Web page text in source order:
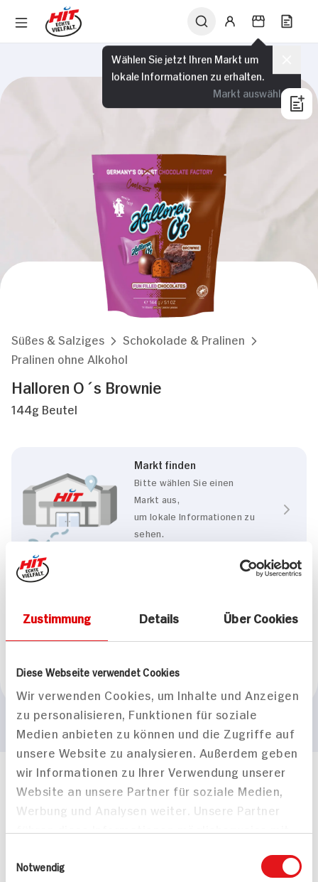
Zustimmung Details Über Cookies
Diese Webseite verwendet Cookies
Wir verwenden Cookies, um Inhalte und Anzeigen
zu personalisieren, Funktionen für soziale
Medien anbieten zu können und die Zugriffe auf
unsere Website zu analysieren. Außerdem geben
wir Informationen zu Ihrer Verwendung unserer
Website an unsere Partner für soziale Medien,
Werbung und Analysen weiter. Unsere Partner
bereitgestellt haben oder die sie im Rahmen
Notwendig
Wählen Sie jetzt Ihren Markt um
lokale Informationen zu erhalten.
Markt auswählen
Süßes & Salziges
Schokolade & Pralinen
Pralinen ohne Alkohol
Halloren O´s Brownie
144g Beutel
Markt finden
Bitte wählen Sie einen
Markt aus,
um lokale Informationen zu
sehen.
Marke
Halloren
Mehr Informationen in unserem FAQ
Wir beantworten gerne Ihre Fragen
Montag - Donnerstag: 9 bis 16 Uhr